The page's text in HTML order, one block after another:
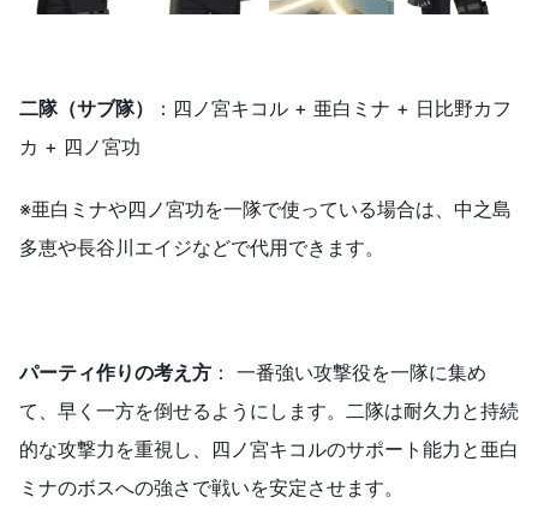
二隊（サブ隊）
：四ノ宮キコル + 亜白ミナ + 日比野カフ
カ + 四ノ宮功
※亜白ミナや四ノ宮功を一隊で使っている場合は、中之島
多恵や長谷川エイジなどで代用できます。
パーティ作りの考え方 ： 一番強い攻撃役を一隊に集め
て、早く一方を倒せるようにします。二隊は耐久力と持続
的な攻撃力を重視し、四ノ宮キコルのサポート能力と亜白
ミナのボスへの強さで戦いを安定させます。